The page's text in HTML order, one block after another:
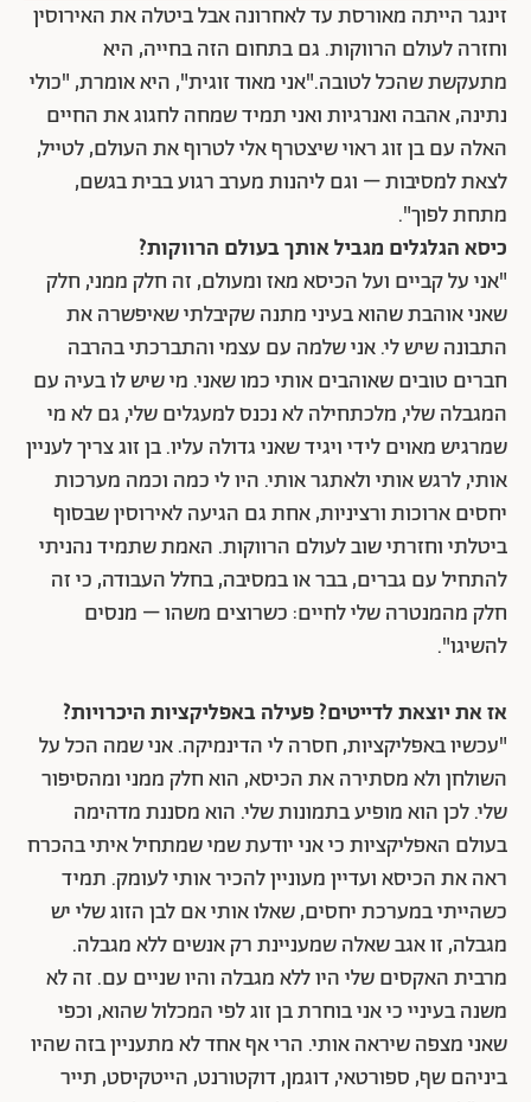
זינגר הייתה מאורסת עד לאחרונה אבל ביטלה את האירוסין
וחזרה לעולם הרווקות. גם בתחום הזה בחייה, היא
מתעקשת שהכל לטובה."אני מאוד זוגית", היא אומרת, "כולי
נתינה, אהבה ואנרגיות ואני תמיד שמחה לחגוג את החיים
האלה עם בן זוג ראוי שיצטרף אלי לטרוף את העולם, לטייל,
לצאת למסיבות – וגם ליהנות מערב רגוע בבית בגשם,
מתחת לפוך".
כיסא הגלגלים מגביל אותך בעולם הרווקות?
"אני על קביים ועל הכיסא מאז ומעולם, זה חלק ממני, חלק
שאני אוהבת שהוא בעיני מתנה שקיבלתי שאיפשרה את
התבונה שיש לי. אני שלמה עם עצמי והתברכתי בהרבה
חברים טובים שאוהבים אותי כמו שאני. מי שיש לו בעיה עם
המגבלה שלי, מלכתחילה לא נכנס למעגלים שלי, גם לא מי
שמרגיש מאוים לידי ויגיד שאני גדולה עליו. בן זוג צריך לעניין
אותי, לרגש אותי ולאתגר אותי. היו לי כמה וכמה מערכות
יחסים ארוכות ורציניות, אחת גם הגיעה לאירוסין שבסוף
ביטלתי וחזרתי שוב לעולם הרווקות. האמת שתמיד נהניתי
להתחיל עם גברים, בבר או במסיבה, בחלל העבודה, כי זה
חלק מהמנטרה שלי לחיים: כשרוצים משהו – מנסים
להשיגו".
אז את יוצאת לדייטים? פעילה באפליקציות היכרויות?
"עכשיו באפליקציות, חסרה לי הדינמיקה. אני שמה הכל על
השולחן ולא מסתירה את הכיסא, הוא חלק ממני ומהסיפור
שלי. לכן הוא מופיע בתמונות שלי. הוא מסננת מדהימה
בעולם האפליקציות כי אני יודעת שמי שמתחיל איתי בהכרח
ראה את הכיסא ועדיין מעוניין להכיר אותי לעומק. תמיד
כשהייתי במערכת יחסים, שאלו אותי אם לבן הזוג שלי יש
מגבלה, זו אגב שאלה שמעניינת רק אנשים ללא מגבלה.
מרבית האקסים שלי היו ללא מגבלה והיו שניים עם. זה לא
משנה בעיניי כי אני בוחרת בן זוג לפי המכלול שהוא, וכפי
שאני מצפה שיראה אותי. הרי אף אחד לא מתעניין בזה שהיו
ביניהם שף, ספורטאי, דוגמן, דוקטורנט, הייטקיסט, תייר